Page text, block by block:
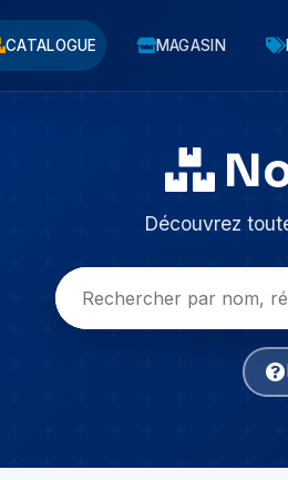
CATALOGUE MAGASIN
Découvrez